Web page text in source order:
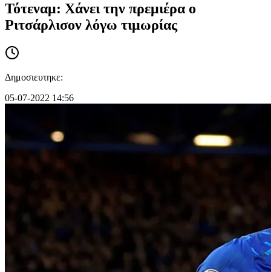
Τότεναμ: Χάνει την πρεμιέρα ο
Ριτσάρλισον λόγω τιμωρίας
Δημοσιευτηκε:
05-07-2022 14:56